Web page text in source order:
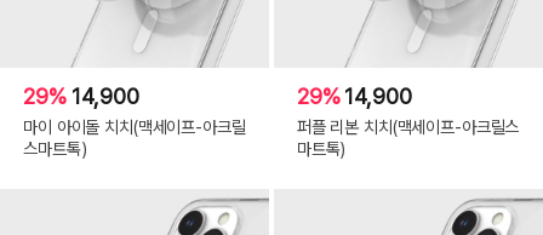
29% 14,900
마이 아이돌 치치(맥세이프-아크릴
스마트톡)
29%14,900
퍼플 리본 치치(맥세이프-아크릴스
마트톡)